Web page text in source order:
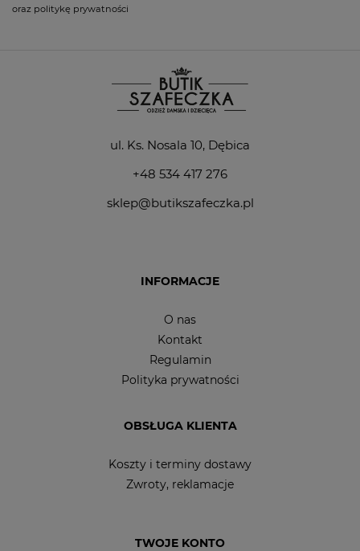
oraz politykę prywatności
ul. Ks. Nosala 10, Dębica
+48 534 417 276
sklep@butikszafeczka.pl
INFORMACJE
O nas
Kontakt
Regulamin
Polityka prywatności
OBSŁUGA KLIENTA
Koszty i terminy dostawy
Zwroty, reklamacje
TWOJE KONTO